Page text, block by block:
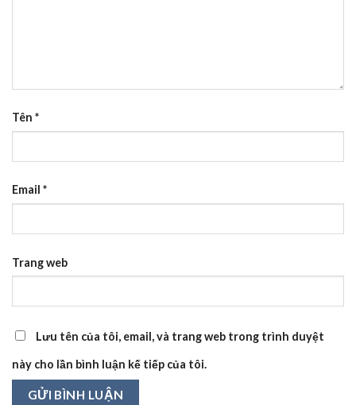
Tên *
Email *
Trang web
Lưu tên của tôi, email, và trang web trong trình duyệt
này cho lần bình luận kế tiếp của tôi.